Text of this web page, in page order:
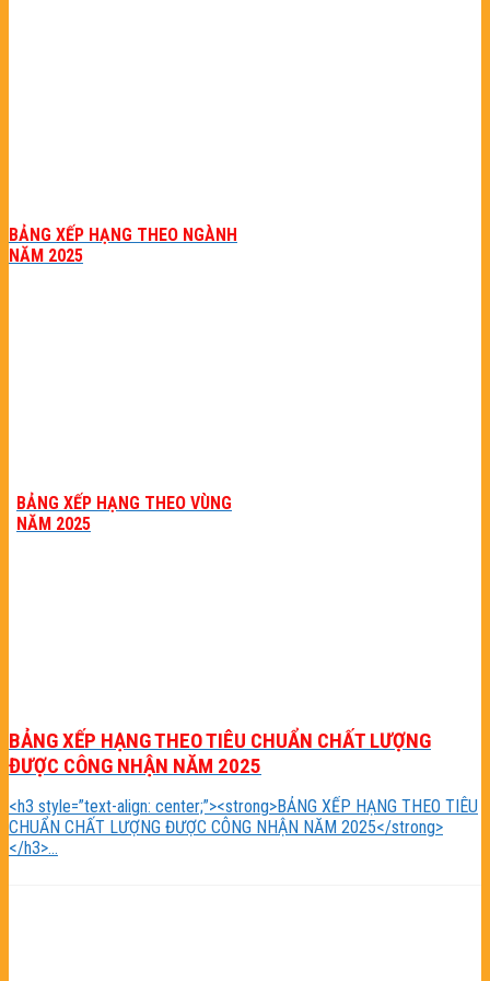
BẢNG XẾP HẠNG THEO NGÀNH
NĂM 2025
BẢNG XẾP HẠNG THEO VÙNG
NĂM 2025
BẢNG XẾP HẠNG THEO TIÊU CHUẨN CHẤT LƯỢNG
ĐƯỢC CÔNG NHẬN NĂM 2025
<h3 style=”text-align: center;”><strong>BẢNG XẾP HẠNG THEO TIÊU
CHUẨN CHẤT LƯỢNG ĐƯỢC CÔNG NHẬN NĂM 2025</strong>
</h3>...